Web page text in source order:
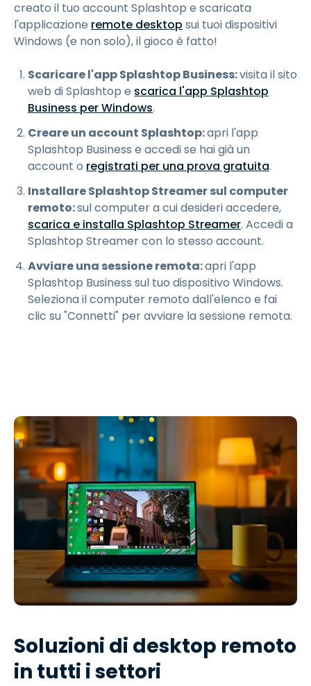
creato il tuo account Splashtop e scaricata
l'applicazione remote desktop sui tuoi dispositivi
Windows (e non solo), il gioco è fatto!
Scaricare l'app Splashtop Business:visita il sito
web di Splashtop e scarica l'app Splashtop
Business per Windows.
Creare un account Splashtop:apri l'app
Splashtop Business e accedi se hai già un
account o registrati per una prova gratuita.
Installare Splashtop Streamer sul computer
remoto:sul computer a cui desideri accedere,
scarica e installa Splashtop Streamer. Accedi a
Splashtop Streamer con lo stesso account.
Avviare una sessione remota:apri l'app
Splashtop Business sul tuo dispositivo Windows.
Seleziona il computer remoto dall'elenco e fai
clic su "Connetti" per avviare la sessione remota.
Soluzioni di desktop remoto
in tutti i settori